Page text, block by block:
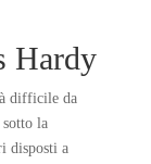
Hardy
difficile da
sotto la
disposti a